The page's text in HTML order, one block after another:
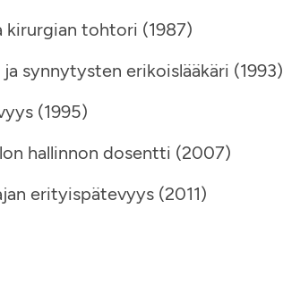
kirurgian tohtori (1987)
synnytysten erikoislääkäri (1993)
(1995)
hallinnon dosentti (2007)
erityispätevyys (2011)